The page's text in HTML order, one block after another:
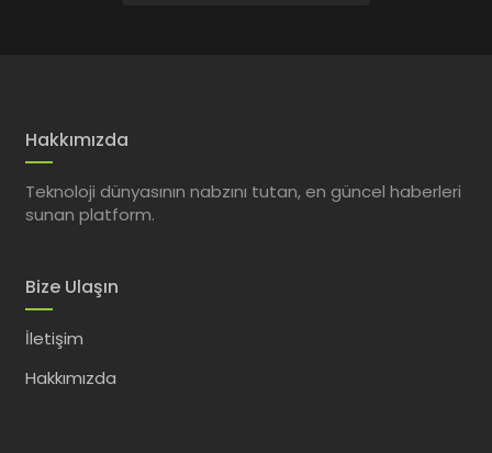
Hakkımızda
Teknoloji dünyasının nabzını tutan, en güncel haberleri
sunan platform.
Bize Ulaşın
İletişim
Hakkımızda